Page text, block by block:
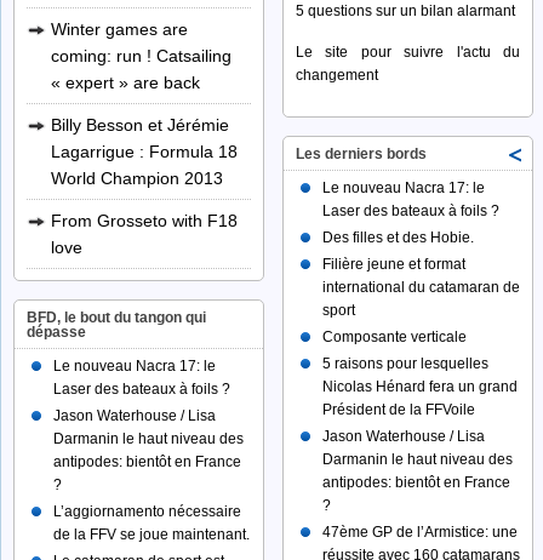
Winter games are
coming: run ! Catsailing
« expert » are back
Billy Besson et Jérémie
Lagarrigue : Formula 18
World Champion 2013
From Grosseto with F18
love
BFD, le bout du tangon qui
dépasse
Le nouveau Nacra 17: le
Laser des bateaux à foils ?
Jason Waterhouse / Lisa
Darmanin le haut niveau des
antipodes: bientôt en France
?
L’aggiornamento nécessaire
de la FFV se joue maintenant.
5 questions sur un bilan alarmant
Le site pour suivre l'actu du
changement
Les derniers bords
Le nouveau Nacra 17: le
Laser des bateaux à foils ?
Des filles et des Hobie.
Filière jeune et format
international du catamaran de
sport
Composante verticale
5 raisons pour lesquelles
Nicolas Hénard fera un grand
Président de la FFVoile
Jason Waterhouse / Lisa
Darmanin le haut niveau des
antipodes: bientôt en France
?
47ème GP de l’Armistice: une
réussite avec 160 catamarans